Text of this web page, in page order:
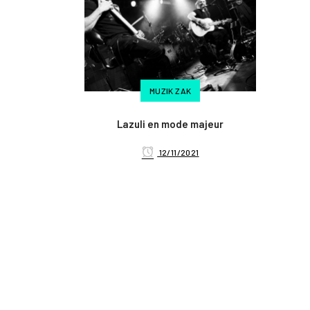
MUZIK ZAK
Lazuli en mode majeur
12/11/2021